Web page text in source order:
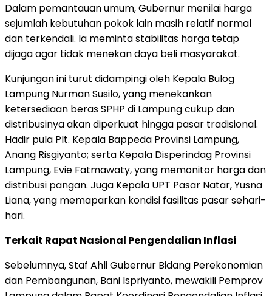
Dalam pemantauan umum, Gubernur menilai harga
sejumlah kebutuhan pokok lain masih relatif normal
dan terkendali. Ia meminta stabilitas harga tetap
dijaga agar tidak menekan daya beli masyarakat.
Kunjungan ini turut didampingi oleh Kepala Bulog
Lampung Nurman Susilo, yang menekankan
ketersediaan beras SPHP di Lampung cukup dan
distribusinya akan diperkuat hingga pasar tradisional.
Hadir pula Plt. Kepala Bappeda Provinsi Lampung,
Anang Risgiyanto; serta Kepala Disperindag Provinsi
Lampung, Evie Fatmawaty, yang memonitor harga dan
distribusi pangan. Juga Kepala UPT Pasar Natar, Yusna
Liana, yang memaparkan kondisi fasilitas pasar sehari-
hari.
Terkait Rapat Nasional Pengendalian Inflasi
Sebelumnya, Staf Ahli Gubernur Bidang Perekonomian
dan Pembangunan, Bani Ispriyanto, mewakili Pemprov